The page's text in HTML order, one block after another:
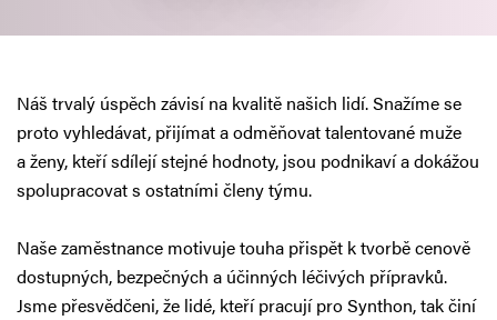
Benefity
Náš tým
Pro studenty
Náš trvalý úspěch závisí na kvalitě našich lidí. Snažíme se
proto vyhledávat, přijímat a odměňovat talentované muže
a ženy, kteří sdílejí stejné hodnoty, jsou podnikaví a dokážou
spolupracovat s ostatními členy týmu.
Naše zaměstnance motivuje touha přispět k tvorbě cenově
dostupných, bezpečných a účinných léčivých přípravků.
Jsme přesvědčeni, že lidé, kteří pracují pro Synthon, tak činí